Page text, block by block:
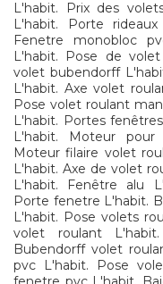
L'habit. Prix des
L'habit. Porte
Fenetre monobloc
L'habit. Pose de
volet bubendorff
L'habit. Axe volet
Pose volet roulant
L'habit. Portes
L'habit. Moteur
Moteur filaire volet
L'habit. Axe de volet
L'habit. Fenêtre alu
Porte fenetre L'habit.
L'habit. Pose volets
volet roulant
Bubendorff volet
pvc L'habit. Pose